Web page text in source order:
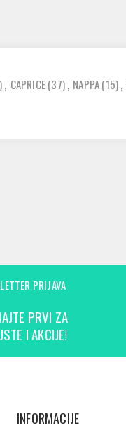
, CAPRICE(37), NAPPA(15),
PRIJAVA
PRVI ZA
I AKCIJE!
INFORMACIJE